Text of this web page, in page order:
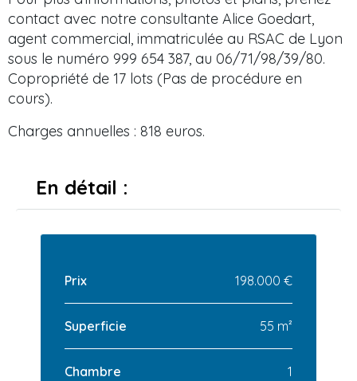
contact avec notre consultante Alice Goedart,
agent commercial, immatriculée au RSAC de Lyon
sous le numéro 999 654 387, au 06/71/98/39/80.
Copropriété de 17 lots (Pas de procédure en
cours).
Charges annuelles : 818 euros.
En détail :
Prix 198.000 €
Superficie 55 m²
Chambre 1